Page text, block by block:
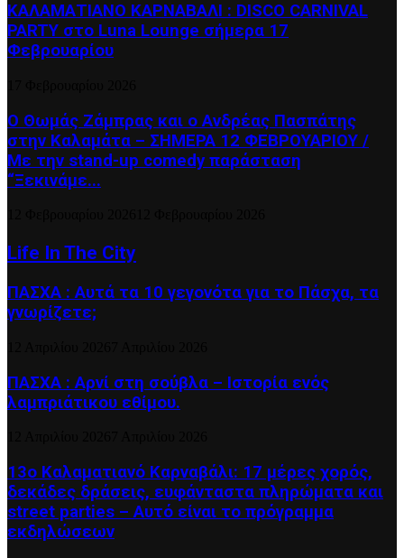
ΚΑΛΑΜΑΤΙΑΝΟ ΚΑΡΝΑΒΑΛΙ : DISCO CARNIVAL
PARTY στο Luna Lounge σήμερα 17
Φεβρουαρίου
Ο Θωμάς Ζάμπρας και ο Ανδρέας Πασπάτης
στην Καλαμάτα – ΣΗΜΕΡΑ 12 ΦΕΒΡΟΥΑΡΙΟΥ /
Με την stand-up comedy παράσταση
“Ξεκινάμε...
Life In The City
ΠΑΣΧΑ : Αυτά τα 10 γεγονότα για το Πάσχα, τα
γνωρίζετε;
ΠΑΣΧΑ : Αρνί στη σούβλα – Ιστορία ενός
λαμπριάτικου εθίμου.
13ο Καλαματιανό Καρναβάλι: 17 μέρες χορός,
δεκάδες δράσεις, ευφάνταστα πληρώματα και
street parties – Αυτό είναι το πρόγραμμα
εκδηλώσεων